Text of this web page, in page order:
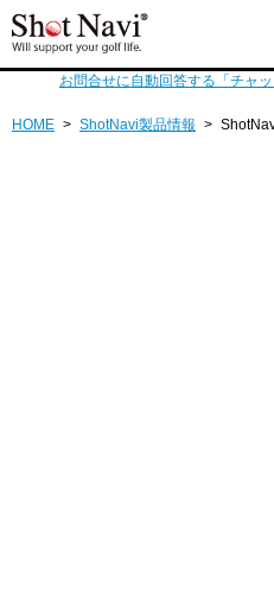
お問合せに自動回答する「チャ
HOME > ShotNavi製品情報 >